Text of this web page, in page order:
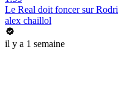
Le Real doit foncer sur Rodri
alex chaillol
il y a 1 semaine